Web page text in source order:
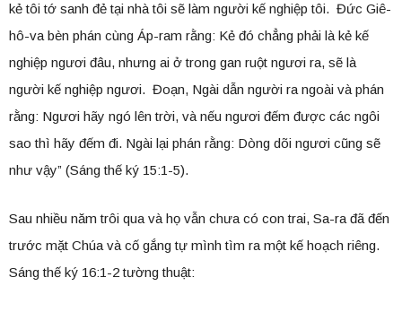
kẻ tôi tớ sanh đẻ tại nhà tôi sẽ làm người kế nghiệp tôi. Đức Giê-
hô-va bèn phán cùng Áp-ram rằng: Kẻ đó chẳng phải là kẻ kế
nghiệp ngươi đâu, nhưng ai ở trong gan ruột ngươi ra, sẽ là
người kế nghiệp ngươi. Đoạn, Ngài dẫn người ra ngoài và phán
rằng: Ngươi hãy ngó lên trời, và nếu ngươi đếm được các ngôi
sao thì hãy đếm đi. Ngài lại phán rằng: Dòng dõi ngươi cũng sẽ
như vậy” (Sáng thế ký 15:1-5).
Sau nhiều năm trôi qua và họ vẫn chưa có con trai, Sa-ra đã đến
trước mặt Chúa và cố gắng tự mình tìm ra một kế hoạch riêng.
Sáng thế ký 16:1-2 tường thuật: